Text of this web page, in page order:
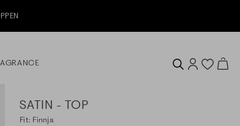
erhalten
SATIN - TOP
Fit: Finnja